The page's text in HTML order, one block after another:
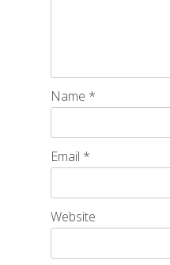
Name *
Email *
Website